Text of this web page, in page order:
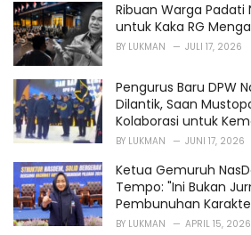
Ribuan Warga Padati
untuk Kaka RG
BY LUKMAN JULI 17, 2026
Pengurus Baru DPW
Dilantik, Saan
Kolaborasi untuk
BY LUKMAN JUNI 17, 2026
Ketua Gemuruh
Tempo: "Ini Bukan
Pembunuhan
BY LUKMAN APRIL 15, 2026